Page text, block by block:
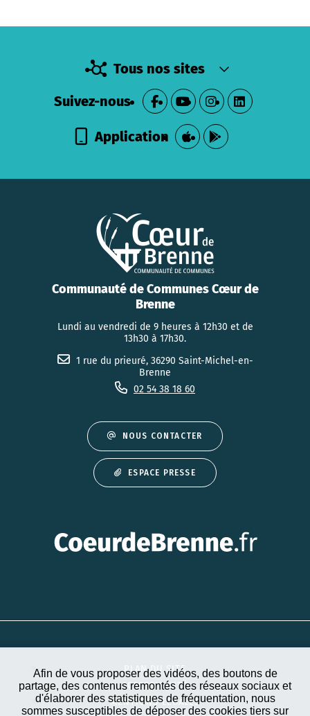
Afin de vous proposer des vidéos, des boutons de
partage, des contenus remontés des réseaux sociaux et
d'élaborer des statistiques de fréquentation, nous
sommes susceptibles de déposer des cookies tiers sur
Tous nos sites
Suivez-nous
Application
Communauté de Communes Cœur de
Brenne
Lundi au vendredi de 9 heures à 12h30 et de
13h30 à 17h30.
1 rue du prieuré, 36290 Saint-Michel-en-
Brenne
02 54 38 18 60
NOUS CONTACTER
ESPACE PRESSE
PLAN DU SITE
ACCESSIBILITÉ
MENTIONS LÉGALES